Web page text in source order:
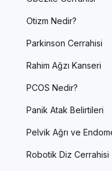
Otizm Nedir?
Parkinson Cerrahisi
Rahim Ağzı Kanseri
PCOS Nedir?
Panik Atak Belirtileri
Pelvik Ağrı ve
Robotik Diz Cerrahisi